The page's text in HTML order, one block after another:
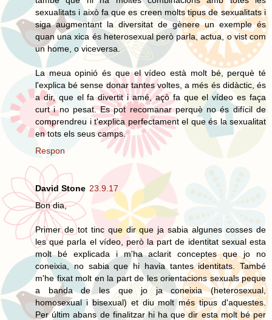
sexualitats i això fa que es creen molts tipus de sexualitats i
siga augmentant la diversitat de gènere un exemple és
quan una xica és heterosexual però parla, actua, o vist com
un home, o viceversa.
La meua opinió és que el vídeo està molt bé, perquè té
l'explica bé sense donar tantes voltes, a més és didàctic, és
a dir, que el fa divertit i amé, açò fa que el vídeo es faça
curt i no pesat. Es pot recomanar perquè no és difícil de
comprendreu i t'explica perfectament el que és la sexualitat
en tots els seus camps.
Respon
David Stone 23.9.17
Bon dia,
Primer de tot tinc que dir que ja sabia algunes cosses de
les que parla el vídeo, però la part de identitat sexual esta
molt bé explicada i m'ha aclarit conceptes que jo no
coneixia, no sabia que hi havia tantes identitats. També
m'he fixat molt en la part de les orientacions sexuals peque
a banda de les que jo ja coneixia (heterosexual,
homosexual i bisexual) et diu molt més tipus d'aquestes.
Per últim abans de finalitzar hi ha que dir esta molt bé per